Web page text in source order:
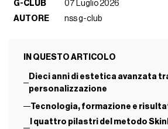
G-CLUB
07 Luglio 2026
AUTORE
nss g-club
IN QUESTO ARTICOLO
Dieci anni di estetica avanzata
personalizzazione
Tecnologia, formazione e
I quattro pilastri del metodo